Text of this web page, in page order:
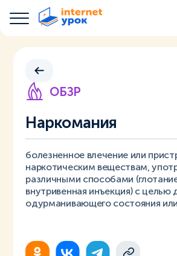
ОБЗР
Наркомания
болезненное влечение или
наркотическим веществам,
различными способами
внутривенная инъекция) с целью
одурманивающего состояния